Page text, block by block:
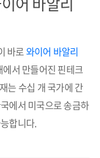
바로와이어 바알리
서 만들어진 핀테크
는 수십 개 국가에 간
에서 미국으로 송금하
합니다.